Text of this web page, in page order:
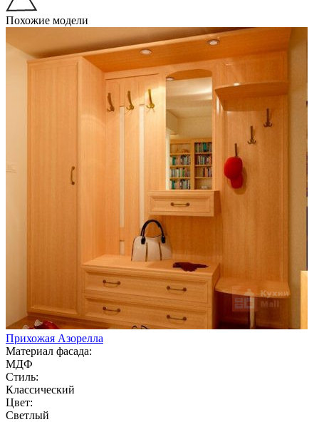
Похожие модели
Прихожая Азорелла
Материал фасада:
МДФ
Стиль:
Классический
Цвет:
Светлый